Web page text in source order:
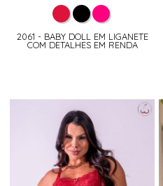
2061 - BABY DOLL EM LIGANETE
COM DETALHES EM RENDA